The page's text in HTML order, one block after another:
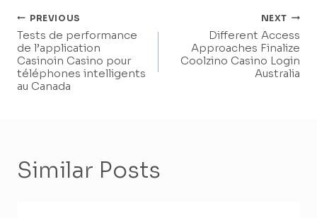
Post
Navigation
PREVIOUS
Tests de performance
de l’application
Casinoin Casino pour
téléphones intelligents
au Canada
NEXT
Different Access
Approaches Finalize
Coolzino Casino Login
Australia
Similar Posts